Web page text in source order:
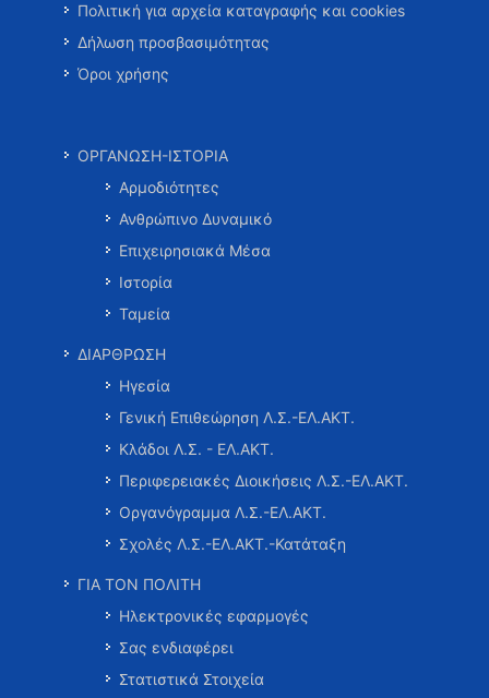
Πολιτική για αρχεία καταγραφής και cookies
Δήλωση προσβασιμότητας
Όροι χρήσης
ΟΡΓΑΝΩΣΗ-ΙΣΤΟΡΙΑ
Αρμοδιότητες
Ανθρώπινο Δυναμικό
Επιχειρησιακά Μέσα
Ιστορία
Ταμεία
ΔΙΑΡΘΡΩΣΗ
Ηγεσία
Γενική Επιθεώρηση Λ.Σ.-ΕΛ.ΑΚΤ.
Κλάδοι Λ.Σ. - ΕΛ.ΑΚΤ.
Περιφερειακές Διοικήσεις Λ.Σ.-ΕΛ.ΑΚΤ.
Οργανόγραμμα Λ.Σ.-ΕΛ.ΑΚΤ.
Σχολές Λ.Σ.-ΕΛ.ΑΚΤ.-Κατάταξη
ΓΙΑ ΤΟΝ ΠΟΛΙΤΗ
Ηλεκτρονικές εφαρμογές
Σας ενδιαφέρει
Στατιστικά Στοιχεία